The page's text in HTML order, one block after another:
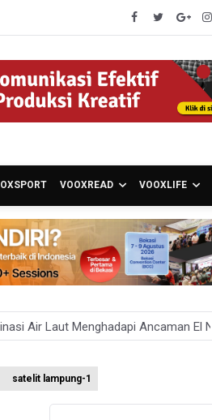
VOOXREAD VOOXLIFE
Tiga Kali Absen Pemeriksaan
satelit lampung-1